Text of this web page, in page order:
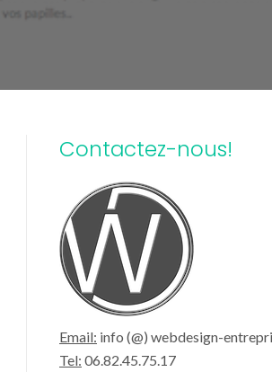
Contactez-nous!
Email: info (@) webdesign-
Tel: 06.82.45.75.17